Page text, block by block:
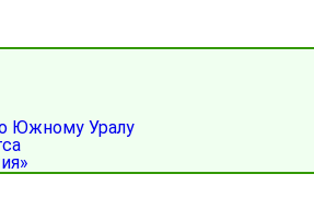
Южному Уралу